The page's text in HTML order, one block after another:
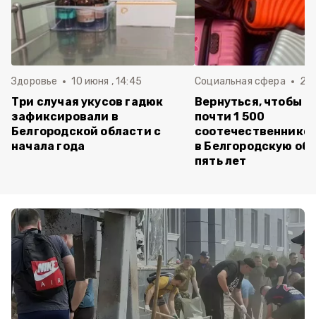
Здоровье 10 июня , 14:45
Три случая укусов гадюк
зафиксировали в
Белгородской области с
начала года
Социальная сфера 20
Вернуться, чтобы
почти 1 500
в Белгородскую
пять лет